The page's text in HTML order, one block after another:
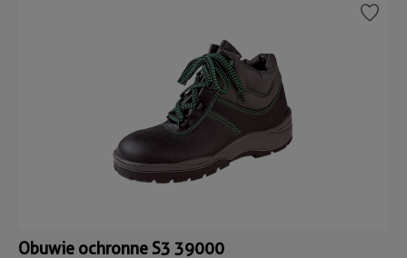
Obuwie ochronne S3 39000